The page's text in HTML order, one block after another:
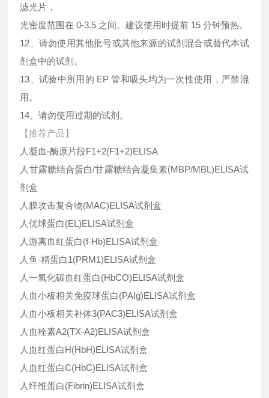
滤光片，
光密度范围在 0-3.5 之间。建议使用时提前 15 分钟预热。
12、请勿使用其他批号或其他来源的试剂混合或替代本试
剂盒中的试剂。
13、试验中所用的 EP 管和吸头均为一次性使用，严禁混
用。
14、请勿使用过期的试剂。
【推荐产品】
人凝血-酶原片段F1+2(F1+2)ELISA
人甘露糖结合蛋白/甘露糖结合凝集素(MBP/MBL)ELISA试
剂盒
人膜攻击复合物(MAC)ELISA试剂盒
人优球蛋白(EL)ELISA试剂盒
人游离血红蛋白(f-Hb)ELISA试剂盒
人鱼-精蛋白1(PRM1)ELISA试剂盒
人一氧化碳血红蛋白(HbCO)ELISA试剂盒
人血小板相关免疫球蛋白(PAIg)ELISA试剂盒
人血小板相关补体3(PAC3)ELISA试剂盒
人血栓素A2(TX-A2)ELISA试剂盒
人血红蛋白H(HbH)ELISA试剂盒
人血红蛋白C(HbC)ELISA试剂盒
人纤维蛋白(Fibrin)ELISA试剂盒